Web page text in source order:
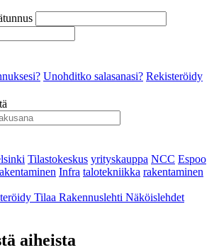
Unohditko salasanasi? Rekisteröidy
Tilastokeskus yrityskauppa NCC Espoo
Infra talotekniikka rakentaminen
Tilaa Rakennuslehti Näköislehdet
aiheista